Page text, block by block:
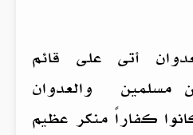
أتى على قائم
مسلمين والعدوان
كفاراً منكر عظيم